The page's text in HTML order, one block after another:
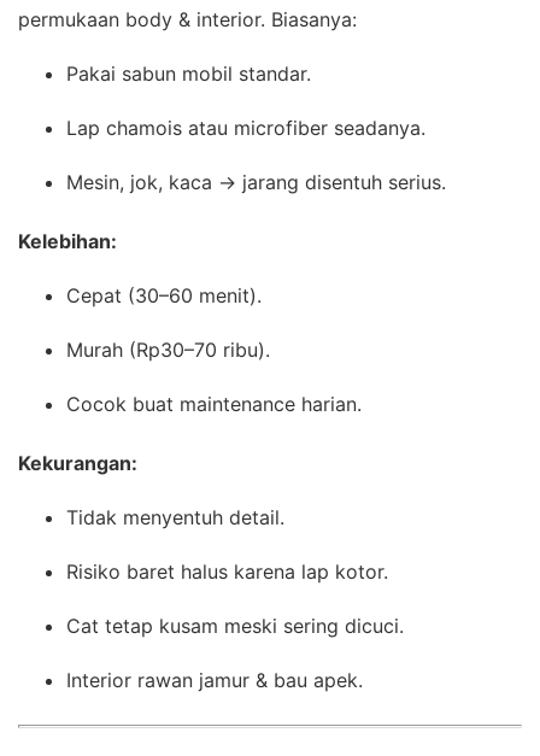
permukaan body & interior. Biasanya:
Pakai sabun mobil standar.
Lap chamois atau microfiber seadanya.
Mesin, jok, kaca → jarang disentuh serius.
Kelebihan:
Cepat (30–60 menit).
Murah (Rp30–70 ribu).
Cocok buat maintenance harian.
Kekurangan:
Tidak menyentuh detail.
Risiko baret halus karena lap kotor.
Cat tetap kusam meski sering dicuci.
Interior rawan jamur & bau apek.